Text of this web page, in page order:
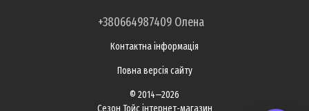
+380664987409 Олена
Контактна інформація
Повна версія сайту
© 2014—2026
Сезон Тойс інтернет-магазин